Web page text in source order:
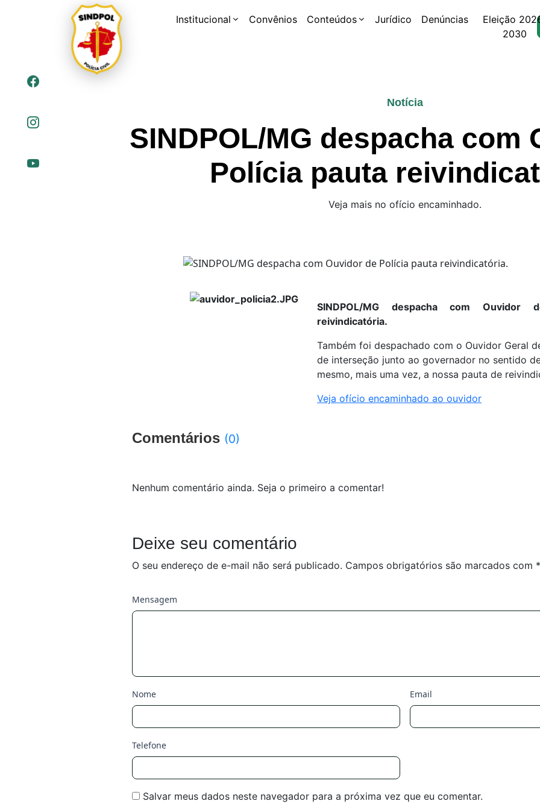
Institucional Convênios Conteúdos Jurídico Denúncias
Eleição
2030
Notícia
SINDPOL/MG despacha com
Polícia pauta
Veja mais no ofício encaminhado.
SINDPOL/MG despacha com Ouvidor
reivindicatória.
Também foi despachado com o Ouvidor Geral
de interseção junto ao governador no sentido
mesmo, mais uma vez, a nossa pauta de
Veja ofício encaminhado ao ouvidor
Comentários (0)
Nenhum comentário ainda. Seja o primeiro a comentar!
Deixe seu comentário
O seu endereço de e-mail não será publicado. Campos obrigatórios são marcados com *
Mensagem
Nome Email
Telefone
Salvar meus dados neste navegador para a próxima vez que eu comentar.